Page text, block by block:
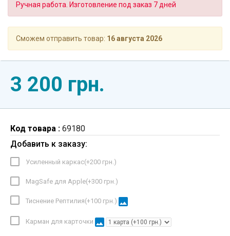
Ручная работа. Изготовление под заказ 7 дней
Сможем отправить товар: 16 августа 2026
3 200 грн.
Код товара : 69180
Добавить к заказу:
Усиленный каркас(+200 грн.)
MagSafe для Apple(+300 грн.)
Тиснение Рептилия(+100 грн.) image
Карман для карточки image